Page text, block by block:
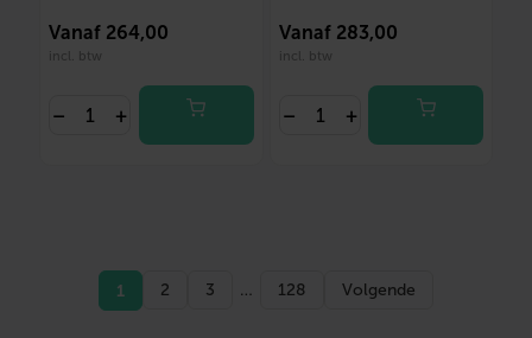
Vanaf 264,00
incl. btw
– +
Vanaf 283,00
incl. btw
– +
1 2 3 … 128 Volgende